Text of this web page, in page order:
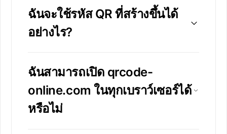
ฉันจะใช้รหัส QR ที่สร้างขึ้นได้
อย่างไร?
ฉันสามารถเปิด qrcode-
online.com ในทุกเบราว์เซอร์ได้
หรือไม่